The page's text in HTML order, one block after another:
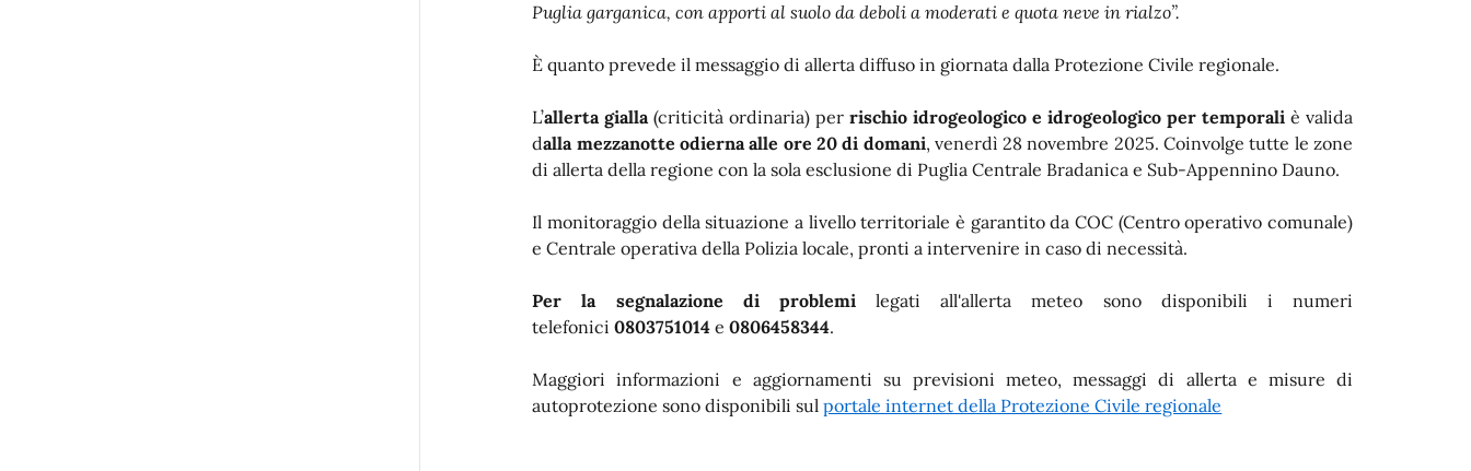
Puglia garganica, con apporti al suolo da deboli a moderati e quota neve in rialzo”.
È quanto prevede il messaggio di allerta diffuso in giornata dalla Protezione Civile regionale.
L’allerta gialla(criticità ordinaria) perrischio idrogeologico e idrogeologico per temporali è valida
dalla mezzanotte odierna alle ore 20 di domani, venerdì 28 novembre 2025. Coinvolge tutte le zone
di allerta della regione con la sola esclusione di Puglia Centrale Bradanica e Sub-Appennino Dauno.
Il monitoraggio della situazione a livello territoriale è garantito da COC (Centro operativo comunale)
e Centrale operativa della Polizia locale, pronti a intervenire in caso di necessità.
Per la segnalazione di problemilegati all'allerta meteo sono disponibili i numeri
telefonici0803751014e0806458344.
Maggiori informazioni e aggiornamenti su previsioni meteo, messaggi di allerta e misure di
autoprotezione sono disponibili sulportale internet della Protezione Civile regionale